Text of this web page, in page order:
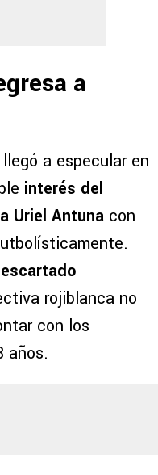
a
a especular en
interés del
Uriel Antuna con
rojiblanca no
con los
años.